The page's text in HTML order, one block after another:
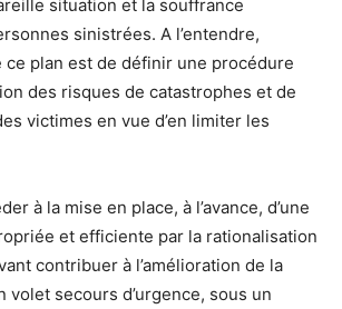
situation et la souffrance
sinistrées. A l’entendre,
ce plan est de définir une procédure
des risques de catastrophes et de
victimes en vue d’en limiter les
à la mise en place, à l’avance, d’une
et efficiente par la rationalisation
contribuer à l’amélioration de la
volet secours d’urgence, sous un